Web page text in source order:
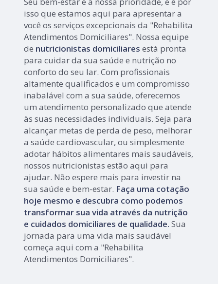
isso que estamos aqui para apresentar a
você os serviços excepcionais da "Rehabilita
Atendimentos Domiciliares". Nossa equipe
de nutricionistas domiciliares está pronta
para cuidar da sua saúde e nutrição no
conforto do seu lar. Com profissionais
altamente qualificados e um compromisso
inabalável com a sua saúde, oferecemos
um atendimento personalizado que atende
às suas necessidades individuais. Seja para
alcançar metas de perda de peso, melhorar
a saúde cardiovascular, ou simplesmente
adotar hábitos alimentares mais saudáveis,
nossos nutricionistas estão aqui para
ajudar. Não espere mais para investir na
sua saúde e bem-estar. Faça uma cotação
hoje mesmo e descubra como podemos
transformar sua vida através da nutrição
e cuidados domiciliares de qualidade. Sua
jornada para uma vida mais saudável
começa aqui com a "Rehabilita
Atendimentos Domiciliares".